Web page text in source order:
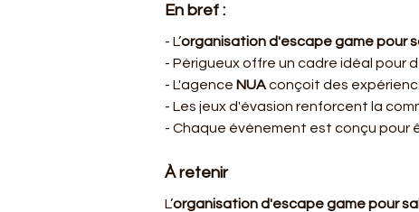
En bref :
- L’organisation d'escape game pour
- Périgueux offre un cadre idéal pour
- L'agence NUA conçoit des
- Les jeux d'évasion renforcent la
- Chaque événement est conçu pour
À retenir
L’organisation d'escape game pour